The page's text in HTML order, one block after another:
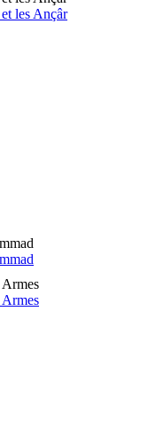
les Ançâr
Armes
Armes